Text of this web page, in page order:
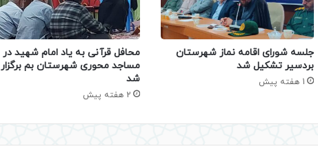
جلسه شورای اقامه نماز شهرستان
بردسیر تشکیل شد
1 هفته پیش
محافل قرآنی به یاد امام شهید در
مساجد محوری شهرستان بم برگزار
شد
2 هفته پیش